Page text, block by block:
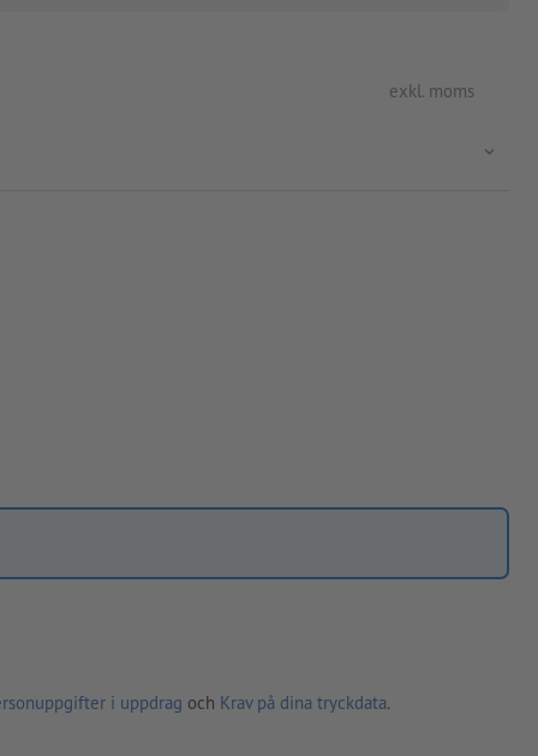
exkl. moms
i uppdrag och Krav på dina tryckdata.